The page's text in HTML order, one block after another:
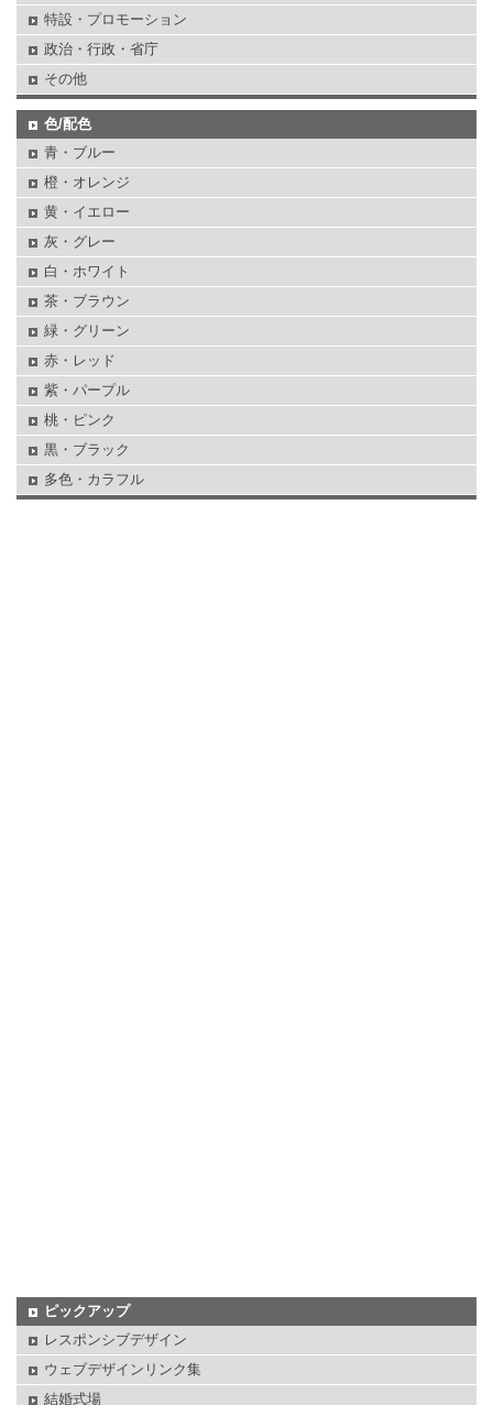
特設・プロモーション
政治・行政・省庁
その他
色/配色
青・ブルー
橙・オレンジ
黄・イエロー
灰・グレー
白・ホワイト
茶・ブラウン
緑・グリーン
赤・レッド
紫・パープル
桃・ピンク
黒・ブラック
多色・カラフル
ピックアップ
レスポンシブデザイン
ウェブデザインリンク集
結婚式場